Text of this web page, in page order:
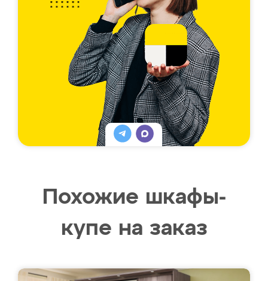
Похожие шкафы-
купе на заказ